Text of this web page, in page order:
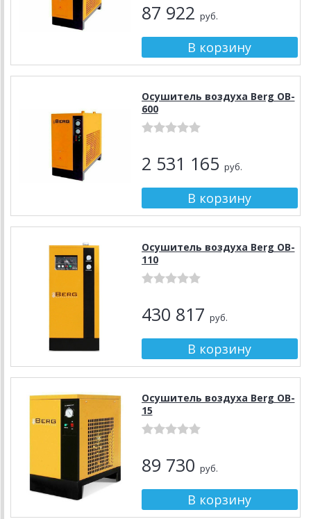
87 922 руб.
Осушитель воздуха Berg OB-
600
2 531 165 руб.
Осушитель воздуха Berg OB-
110
430 817 руб.
Осушитель воздуха Berg OB-
15
89 730 руб.